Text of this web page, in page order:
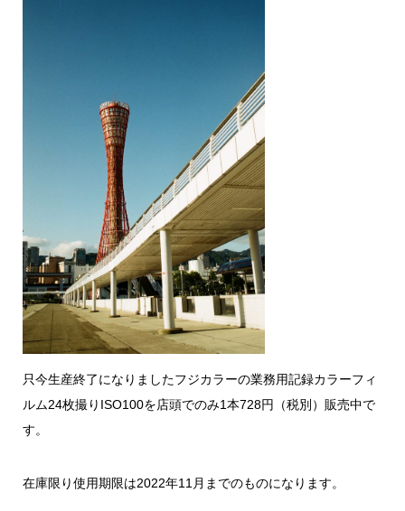
只今生産終了になりましたフジカラーの業務用記録カラーフィ
ルム24枚撮りISO100を店頭でのみ1本728円（税別）販売中で
す。
在庫限り使用期限は2022年11月までのものになります。